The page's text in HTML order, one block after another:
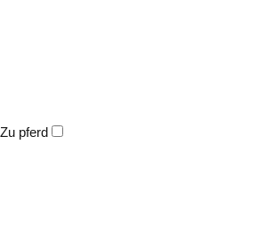
Zu pferd